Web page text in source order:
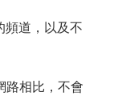
頻道，以及不
路相比，不會